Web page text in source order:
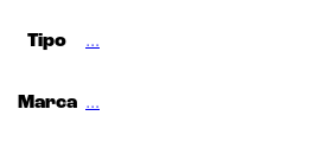
Tipo …
Marca …